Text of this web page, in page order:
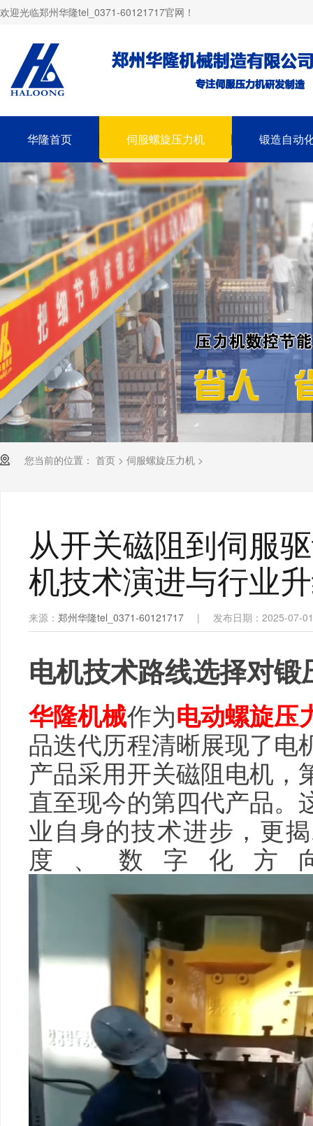
欢迎光临郑州华隆tel_0371-60121717官网！
华隆首页 伺服螺旋压力机 锻造自动
您当前的位置： 首页 > 伺服螺旋压力机 >
从开关磁阻到伺服
机技术演进与行业
来源： 郑州华隆tel_0371-60121717 | 发布日期：2025-07-01
电机技术路线选择对锻
华隆机械作为电动螺旋压
品迭代历程清晰展现了电
产品采用开关磁阻电机，
直至现今的第四代产品。
业自身的技术进步，更
度、数字化方